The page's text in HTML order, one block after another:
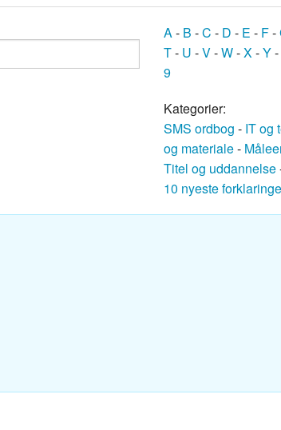
A- B -C - D - E - F-
T- U -V-W-X-Y-
9
Kategorier:
SMS ordbog - IT og
og materiale-
Titel og uddannelse
10 nyeste